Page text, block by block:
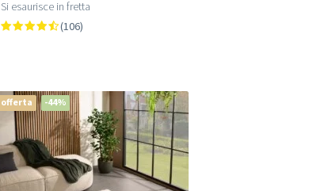
Si esaurisce in fretta
(106)
offerta -44%